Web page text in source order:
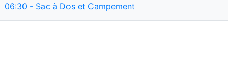
06:30 - Sac à Dos et Campement